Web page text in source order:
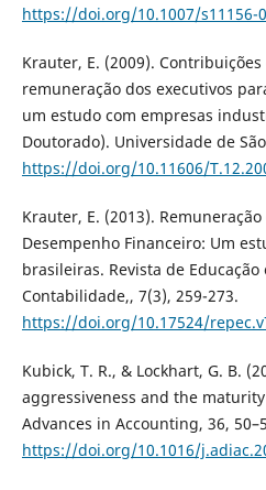
https://doi.org/10.1007/s11156-
Krauter, E. (2009).
remuneração dos executivos
um estudo com empresas
Doutorado). Universidade de
https://doi.org/10.11606/
Krauter, E. (2013).
Desempenho Financeiro: Um
brasileiras. Revista de Educação
Contabilidade,, 7(3), 259-273.
https://doi.org/10.17524/
Kubick, T. R., & Lockhart, G. B.
aggressiveness and the
Advances in Accounting, 36,
https://doi.org/10.1016/